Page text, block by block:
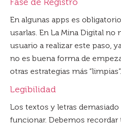
En algunas apps es
usarlas. En La Mina Digital no
usuario a realizar este paso,
no es buena forma de
otras estrategias más “limpias”.
Legibilidad
Los textos y letras
funcionar. Debemos